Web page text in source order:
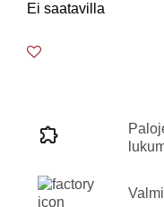
Ei saatavilla